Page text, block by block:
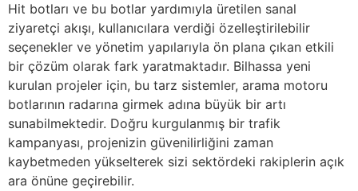
Hit botları ve bu botlar yardımıyla üretilen sanal
ziyaretçi akışı, kullanıcılara verdiği özelleştirilebilir
seçenekler ve yönetim yapılarıyla ön plana çıkan etkili
bir çözüm olarak fark yaratmaktadır. Bilhassa yeni
kurulan projeler için, bu tarz sistemler, arama motoru
botlarının radarına girmek adına büyük bir artı
sunabilmektedir. Doğru kurgulanmış bir trafik
kampanyası, projenizin güvenilirliğini zaman
kaybetmeden yükselterek sizi sektördeki rakiplerin açık
ara önüne geçirebilir.